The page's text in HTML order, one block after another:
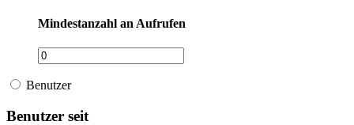
Mindestanzahl an Aufrufen
Benutzer
Benutzer seit